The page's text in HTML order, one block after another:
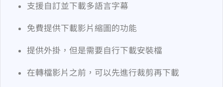
支援自訂並下載多語言字幕
免費提供下載影片縮圖的功能
提供 Chrome 外掛，但是需要自行下載安裝檔
在轉檔影片之前，可以先進行裁剪再下載